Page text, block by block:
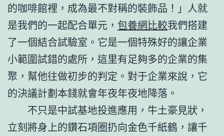
的咖啡館裡，成為最不對稱的裝飾品！」人就
是我們的一起配合單元， 包養網比較我們搭建
了一個結合試驗室。它是一個特殊好的讓企業
小範圍試錯的處所，這里有足夠多的企業的集
聚，幫他往做初步的判定。對于企業來說，它
的決議計劃本錢就會年夜年夜地降落。
不只是中試基地投進應用，牛土豪見狀，
立刻將身上的鑽石項圈扔向金色千紙鶴，讓千